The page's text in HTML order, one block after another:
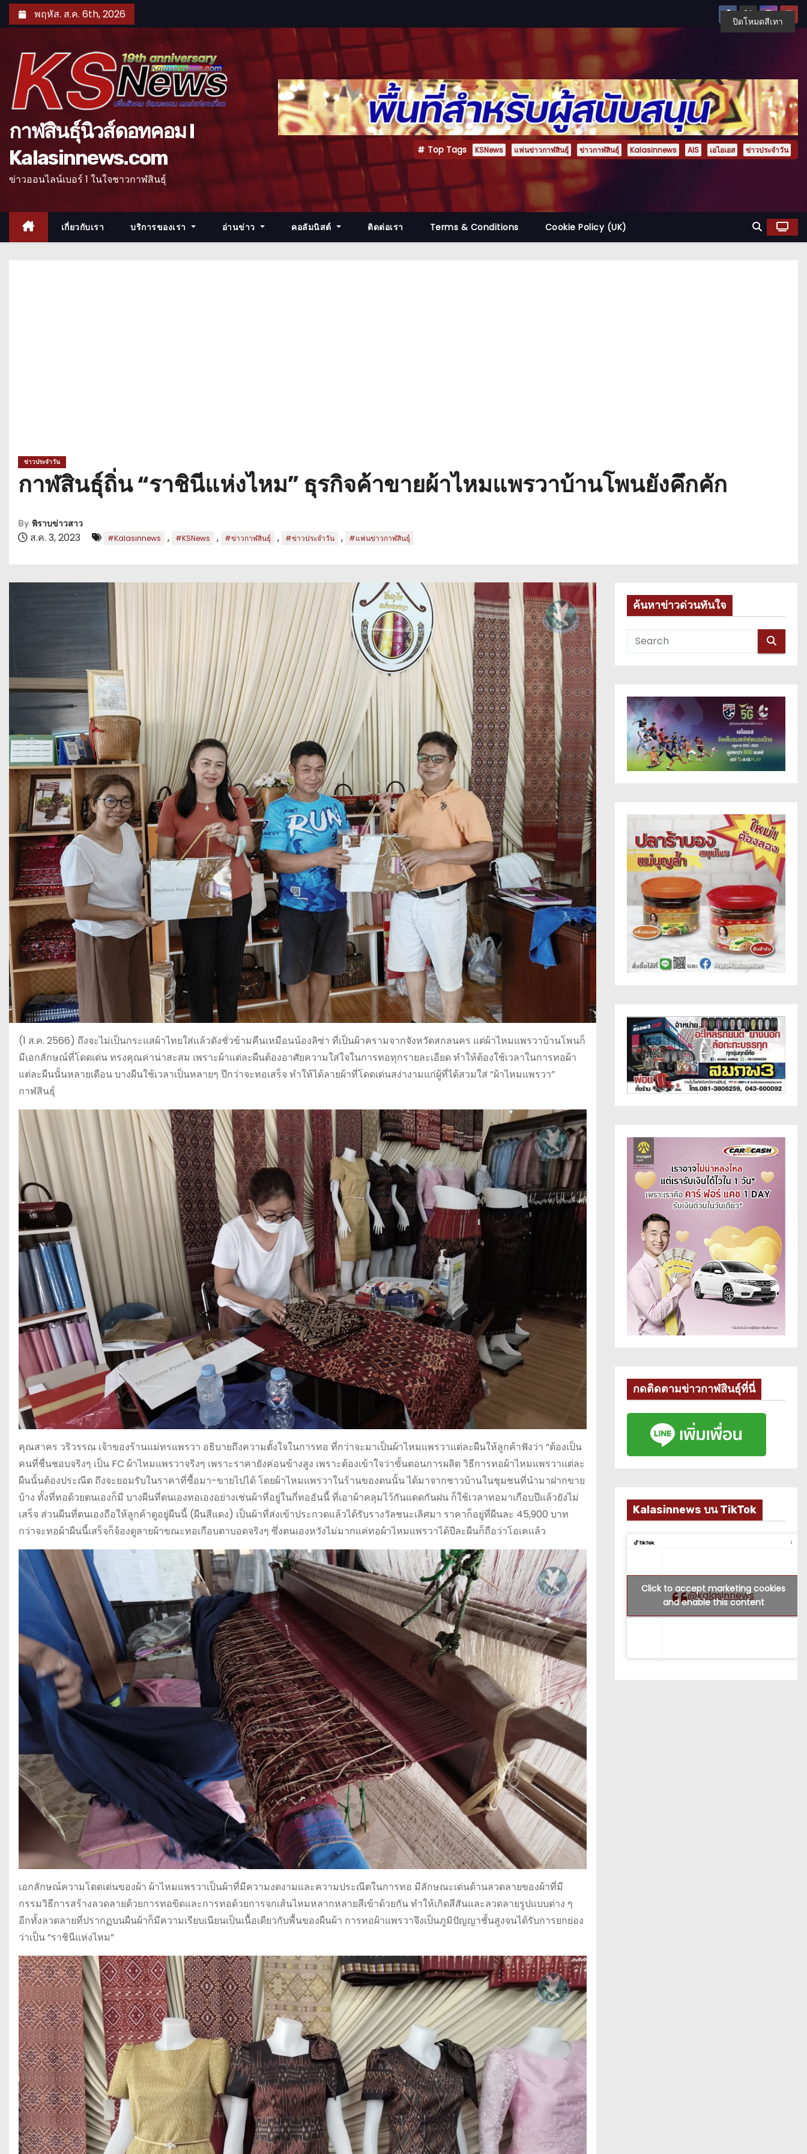
k
t
พฤหัส. ส.ค. 6th, 2026
กาฬสินธุ์นิวส์ดอทคอม l
Kalasinnews.com
ข่าวออนไลน์เบอร์ 1 ในใจชาวกาฬสินธุ์
Top Tags KSNews แฟนข่าวกาฬสินธุ์ ข่าวกาฬสินธุ์ Kalasinnews AIS เอไอเอส ข่าวประจำวัน
เกี่ยวกับเรา บริการของเรา อ่านข่าว คอลัมนิสต์ ติดต่อเรา Terms & Conditions Cookie Policy (UK)
ข่าวประจำวัน
กาฬสินธุ์ถิ่น “ราชินีแห่งไหม” ธุรกิจค้าขายผ้าไหมแพรวาบ้านโพนยังคึกคัก
By พิราบข่าวสาว
ส.ค. 3, 2023 #Kalasinnews , #KSNews , #ข่าวกาฬสินธุ์ , #ข่าวประจำวัน , #แฟนข่าวกาฬสินธุ์
(1 ส.ค. 2566) ถึงจะไม่เป็นกระแสผ้าไทยใส่แล้วดังชั่วข้ามคืนเหมือนน้องลิซ่า ที่เป็นผ้าครามจากจังหวัดสกลนคร แต่ผ้าไหมแพรวาบ้านโพนก็
มีเอกลักษณ์ที่โดดเด่น ทรงคุณค่าน่าสะสม เพราะผ้าแต่ละผืนต้องอาศัยความใส่ใจในการทอทุกรายละเอียด ทำให้ต้องใช้เวลาในการทอผ้า
แต่ละผืนนั้นหลายเดือน บางผืนใช้เวลาเป็นหลายๆ ปีกว่าจะทอเสร็จ ทำให้ได้ลายผ้าที่โดดเด่นสง่างามแก่ผู้ที่ได้สวมใส่ “ผ้าไหมแพรวา”
กาฬสินธุ์
คุณสาคร วริวรรณ เจ้าของร้านแม่ทรแพรวา อธิบายถึงความตั้งใจในการทอ ที่กว่าจะมาเป็นผ้าไหมแพรวาแต่ละผืนให้ลูกค้าฟังว่า “ต้องเป็น
คนที่ชื่นชอบจริงๆ เป็น FC ผ้าไหมแพรวาจริงๆ เพราะราคายังค่อนข้างสูง เพราะต้องเข้าใจว่าขั้นตอนการผลิต วิธีการทอผ้าไหมแพรวาแต่ละ
ผืนนั้นต้องประณีต ถึงจะยอมรับในราคาที่ซื้อมา-ขายไปได้ โดยผ้าไหมแพรวาในร้านของตนนั้น ได้มาจากชาวบ้านในชุมชนที่นำมาฝากขาย
บ้าง ทั้งที่ทอด้วยตนเองก็มี บางผืนที่ตนเองทอเองอย่างเช่นผ้าที่อยู่ในกี่ทออันนี้ ที่เอาผ้าคลุมไว้กันแดดกันฝน ก็ใช้เวลาทอมาเกือบปีแล้วยังไม่
เสร็จ ส่วนผืนที่ตนเองถือให้ลูกค้าดูอยู่ผืนนี้ (ผืนสีแดง) เป็นผ้าที่ส่งเข้าประกวดแล้วได้รับรางวัลชนะเลิศมา ราคาก็อยู่ที่ผืนละ 45,900 บาท
กว่าจะทอผ้าผืนนี้เสร็จก็จ้องดูลายผ้าขณะทอเกือบตาบอดจริงๆ ซึ่งตนเองหวังไม่มากแค่ทอผ้าไหมแพรวาได้ปีละผืนก็ถือว่าโอเคแล้ว
เอกลักษณ์ความโดดเด่นของผ้า ผ้าไหมแพรวาเป็นผ้าที่มีความงดงามและความประณีตในการทอ มีลักษณะเด่นด้านลวดลายของผ้าที่มี
กรรมวิธีการสร้างลวดลายด้วยการทอขิดและการทอด้วยการจกเส้นไหมหลากหลายสีเข้าด้วยกัน ทำให้เกิดสีสันและลวดลายรูปแบบต่าง ๆ
อีกทั้งลวดลายที่ปรากฏบนผืนผ้าก็มีความเรียบเนียนเป็นเนื้อเดียวกับพื้นของผืนผ้า การทอผ้าแพรวาจึงเป็นภูมิปัญญาชั้นสูงจนได้รับการยกย่อง
ว่าเป็น “ราชินีแห่งไหม”
ค้นหาข่าวด่วนทันใจ
กดติดตามข่าวกาฬสินธุ์ที่นี่
Kalasinnews บน TikTok
@kalasinnews
Click to accept marketing cookies
and enable this content
ปิดโหมดสีเทา